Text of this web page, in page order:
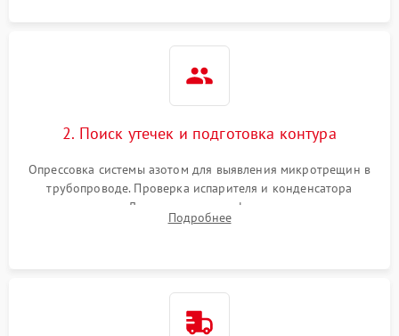
2. Поиск утечек и подготовка контура
Опрессовка системы азотом для выявления микротрещин в
трубопроводе. Проверка испарителя и конденсатора
течеискателем. Демонтаж старого фильтра-осушителя и
продувка капиллярной трубки для устранения засоров.
Подробнее